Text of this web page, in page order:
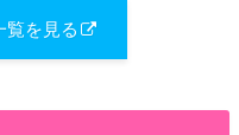
覧を見る